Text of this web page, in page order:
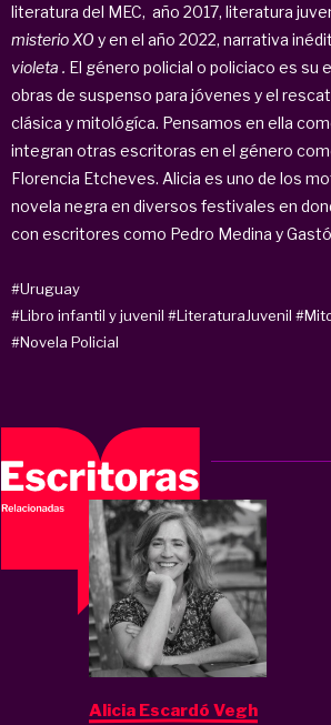
literatura del MEC, año 2017, literatura
misterio XO y en el año 2022, narrativa
violeta . El género policial o policiaco es su
obras de suspenso para jóvenes y el
clásica y mitológíca. Pensamos en ella
integran otras escritoras en el género
Florencia Etcheves. Alicia es uno de los
novela negra en diversos festivales en
con escritores como Pedro Medina y
#Uruguay
#Libro infantil y juvenil #LiteraturaJuvenil
#Novela Policial
Alicia Escardó Vegh